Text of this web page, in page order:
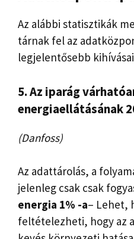
Az alábbi statisztikák
tárnak fel az
legjelentősebb
5. Az iparág
energiaellátásának
(Danfoss)
Az adattárolás, a
jelenleg csak csak
energia 1% -a– Lehet,
feltételezheti, hogy az